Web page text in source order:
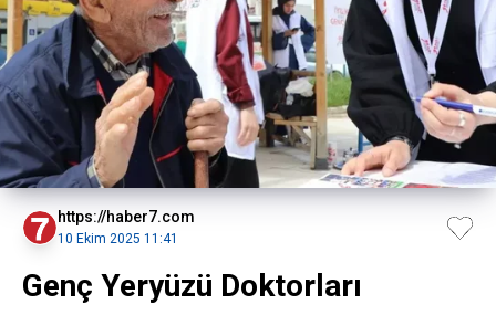
https://haber7.com
10 Ekim 2025 11:41
Genç Yeryüzü Doktorları